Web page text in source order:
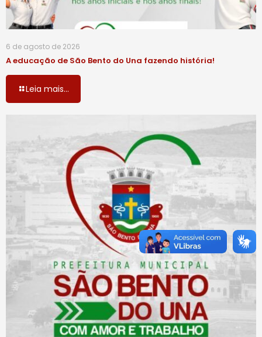
6 de agosto de 2026
A educação de São Bento do Una fazendo história!
Leia mais...